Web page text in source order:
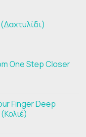
One Step Closer
Finger Deep